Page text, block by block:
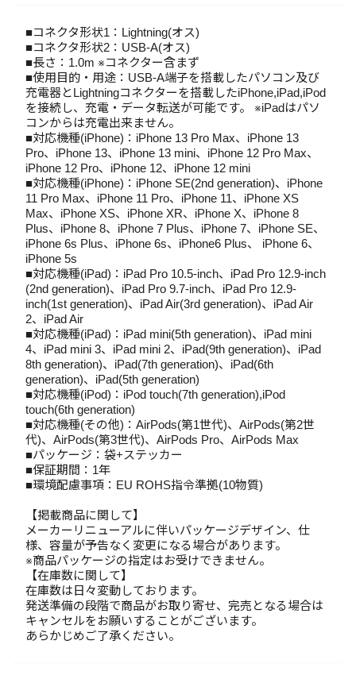
■コネクタ形状1：Lightning(オス)
■コネクタ形状2：USB‐A(オス)
■長さ：1.0m ※コネクター含まず
■使用目的・用途：USB‐A端子を搭載したパソコン及び
充電器とLightningコネクターを搭載したiPhone,iPad,iPod
を接続し、充電・データ転送が可能です。 ※iPadはパソ
コンからは充電出来ません。
■対応機種(iPhone)：iPhone 13 Pro Max、iPhone 13
Pro、iPhone 13、iPhone 13 mini、iPhone 12 Pro Max、
iPhone 12 Pro、iPhone 12、iPhone 12 mini
■対応機種(iPhone)：iPhone SE(2nd generation)、iPhone
11 Pro Max、iPhone 11 Pro、iPhone 11、iPhone XS
Max、iPhone XS、iPhone XR、iPhone X、iPhone 8
Plus、iPhone 8、iPhone 7 Plus、iPhone 7、iPhone SE、
iPhone 6s Plus、iPhone 6s、iPhone6 Plus、 iPhone 6、
iPhone 5s
■対応機種(iPad)：iPad Pro 10.5-inch、iPad Pro 12.9-inch
(2nd generation)、iPad Pro 9.7-inch、iPad Pro 12.9-
inch(1st generation)、iPad Air(3rd generation)、iPad Air
2、iPad Air
■対応機種(iPad)：iPad mini(5th generation)、iPad mini
4、iPad mini 3、iPad mini 2、iPad(9th generation)、iPad
8th generation)、iPad(7th generation)、iPad(6th
generation)、iPad(5th generation)
■対応機種(iPod)：iPod touch(7th generation),iPod
touch(6th generation)
■対応機種(その他)：AirPods(第1世代)、AirPods(第2世
代)、AirPods(第3世代)、AirPods Pro、AirPods Max
■パッケージ：袋+ステッカー
■保証期間：1年
■環境配慮事項：EU ROHS指令準拠(10物質)
【掲載商品に関して】
メーカーリニューアルに伴いパッケージデザイン、仕
様、容量が予告なく変更になる場合があります。
※商品パッケージの指定はお受けできません。
【在庫数に関して】
在庫数は日々変動しております。
発送準備の段階で商品がお取り寄せ、完売となる場合は
キャンセルをお願いすることがございます。
あらかじめご了承ください。